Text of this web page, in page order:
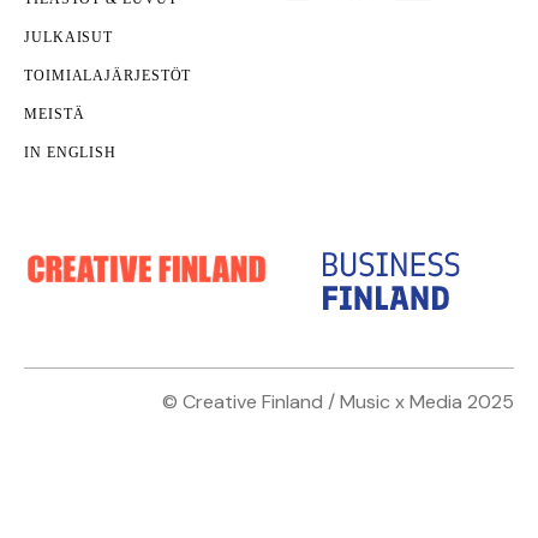
liiketoiminnan kasvuun ja kansainvälistymiseen
JULKAISUT
TOIMIALAJÄRJESTÖT
MEISTÄ
IN ENGLISH
© Creative Finland / Music x Media 2025